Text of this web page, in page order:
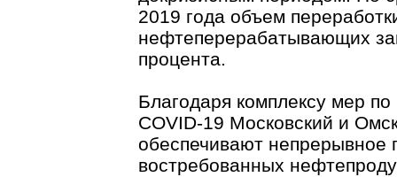
2019 года объем
нефтеперерабатывающих
процента.
Благодаря комплексу мер
COVID-19 Московский и
обеспечивают непрерывное
востребованных